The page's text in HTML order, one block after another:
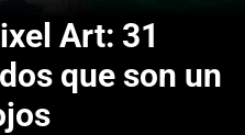
Art: 31
que son un